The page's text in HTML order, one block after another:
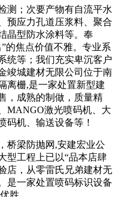
；次要产物有自流平水
预应力孔道压浆料、聚合
晶型防水涂料等。奉
的焦点价值不雅。专业系
统等；我们充实卑沉客户
竣城建材无限公司位于南
离栅,是一家处置新型建
，成熟的制做，质量精
MANGO激光喷码机、大
码机、输送设备等！
梁防抛网,安建宏业公
型工程上已以“品本店肆
店，从零雷氏兄弟建材无
是一家处置喷码标识设备
胜。